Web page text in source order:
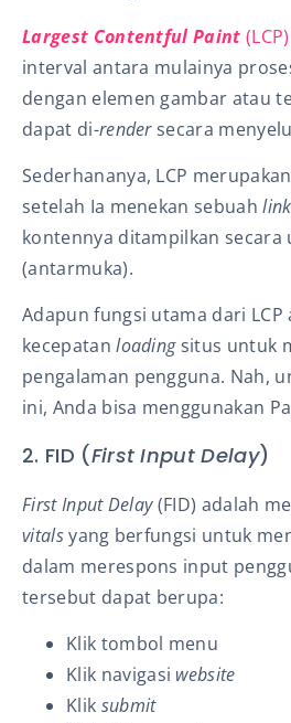
Largest Contentful Paint
interval antara mulainya
dengan elemen gambar atau
dapat di-rendersecara
Sederhananya, LCP
setelah Ia menekan sebuahlink
kontennya ditampilkan secara
(antarmuka).
Adapun fungsi utama dari
kecepatanloadingsitus untuk
pengalaman pengguna. Nah,
ini, Anda bisa menggunakan
2. FID (First Input Delay)
First Input Delay(FID) adalah
vitalsyang berfungsi untuk
dalam merespons input
tersebut dapat berupa:
Klik tombol menu
Klik navigasi website
Klik submit